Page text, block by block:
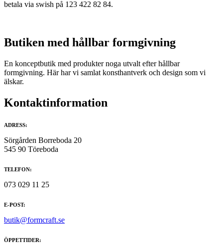
betala via swish på 123 422 82 84.
Butiken med hållbar formgivning
En konceptbutik med produkter noga utvalt efter hållbar
formgivning. Här har vi samlat konsthantverk och design som vi
älskar.
Kontaktinformation
ADRESS:
Sörgården Borreboda 20
545 90 Töreboda
TELEFON:
073 029 11 25
E-POST:
butik@formcraft.se
ÖPPETTIDER: